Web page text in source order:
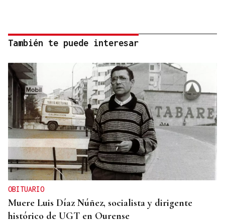
También te puede interesar
OBITUARIO
Muere Luis Díaz Núñez, socialista y dirigente
histórico de UGT en Ourense